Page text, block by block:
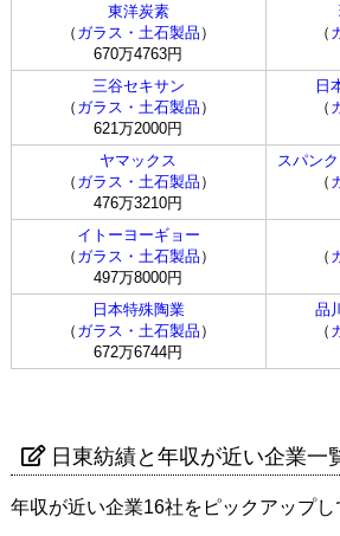
東洋炭素
（ ガラス・土石製品 ）
670万4763円
（
三谷セキサン
（ ガラス・土石製品 ）
621万2000円
日
（
ヤマックス
（ ガラス・土石製品 ）
476万3210円
スパン
（
イトーヨーギョー
（ ガラス・土石製品 ）
497万8000円
（
日本特殊陶業
（ ガラス・土石製品 ）
672万6744円
品
（
日東紡績と年収が近い企業一
年収が近い企業16社をピックアップし